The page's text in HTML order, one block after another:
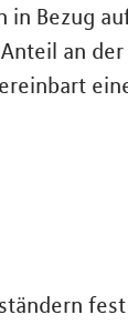
Bezug
an der